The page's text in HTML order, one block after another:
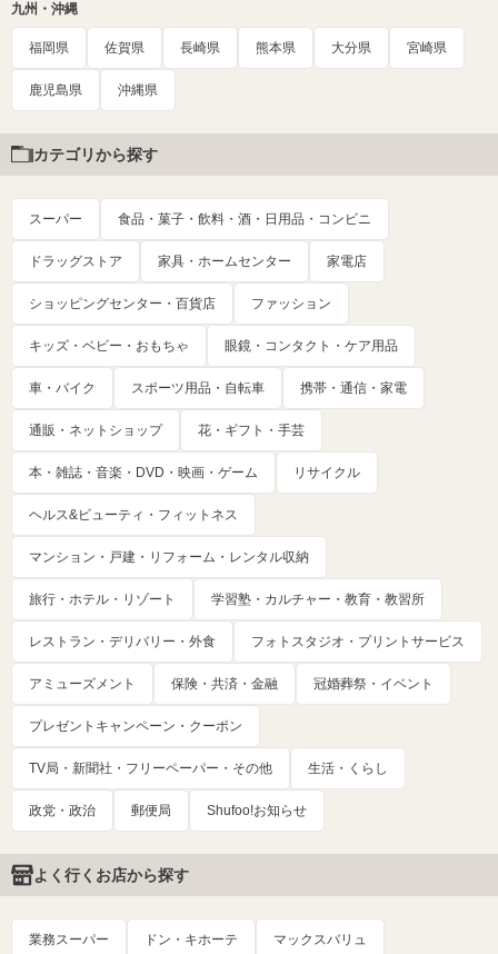
九州・沖縄
福岡県 佐賀県 長崎県 熊本県 大分県 宮崎県
鹿児島県 沖縄県
カテゴリから探す
スーパー 食品・菓子・飲料・酒・日用品・コンビニ
ドラッグストア 家具・ホームセンター 家電店
ショッピングセンター・百貨店 ファッション
キッズ・ベビー・おもちゃ 眼鏡・コンタクト・ケア用品
車・バイク スポーツ用品・自転車 携帯・通信・家電
通販・ネットショップ 花・ギフト・手芸
本・雑誌・音楽・DVD・映画・ゲーム リサイクル
ヘルス&ビューティ・フィットネス
マンション・戸建・リフォーム・レンタル収納
旅行・ホテル・リゾート 学習塾・カルチャー・教育・教習所
レストラン・デリバリー・外食 フォトスタジオ・プリントサービス
アミューズメント 保険・共済・金融 冠婚葬祭・イベント
プレゼントキャンペーン・クーポン
TV局・新聞社・フリーペーパー・その他 生活・くらし
政党・政治 郵便局 Shufoo!お知らせ
よく行くお店から探す
業務スーパー ドン・キホーテ マックスバリュ